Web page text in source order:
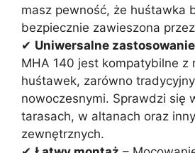
masz pewność, że huśtawka
bezpiecznie zawieszona
✔ Uniwersalne zastosowanie
MHA 140 jest kompatybilne z
huśtawek, zarówno
nowoczesnymi. Sprawdzi się
tarasach, w altanach oraz
zewnętrznych.